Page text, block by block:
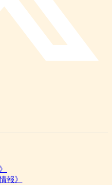
報》